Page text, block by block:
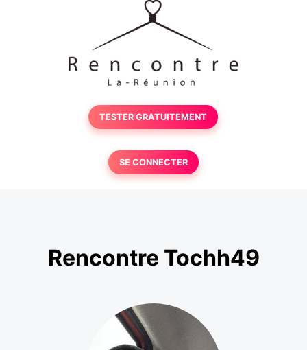
TESTER GRATUITEMENT
SE CONNECTER
Rencontre Tochh49